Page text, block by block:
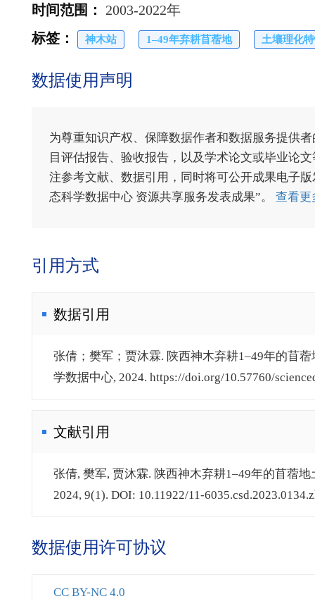
时间范围 ：
2003-2022年
标签 ： 神木站 1–49年弃耕苜蓿地 土壤理化
数据使用声明
为尊重知识产权、保障数据作者和数据服务提供
目评估报告、验收报告，以及学术论文或毕业论
注参考文献、数据引用，同时将可公开成果电子
态科学数据中心 资源共享服务发表成果”。 查看
引用方式
数据引用
张倩；樊军；贾沐霖. 陕西神木弃耕1–49年的苜
学数据中心, 2024. https://doi.org/10.57760/
文献引用
张倩, 樊军, 贾沐霖. 陕西神木弃耕1–49年的苜蓿
2024, 9(1). DOI: 10.11922/11-
数据使用许可协议
CC BY-NC 4.0